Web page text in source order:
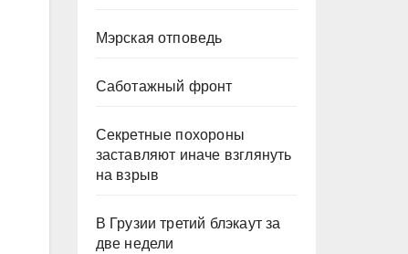
Мэрская отповедь
Саботажный фронт
Секретные похороны
заставляют иначе взглянуть
на взрыв
В Грузии третий блэкаут за
две недели